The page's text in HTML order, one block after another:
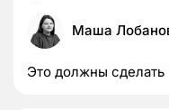
Маша
Это должны сделать